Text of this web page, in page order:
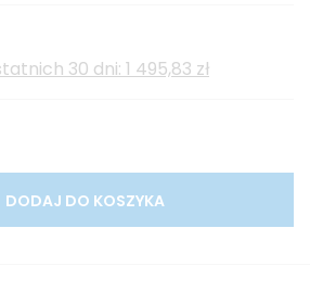
30 dni: 1 495,83 zł
DODAJ DO KOSZYKA